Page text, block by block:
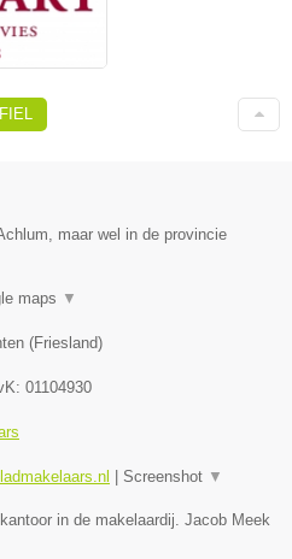
maar wel in de provincie
maps ▼
(Friesland)
01104930
| Screenshot ▼
in de makelaardij. Jacob Meek